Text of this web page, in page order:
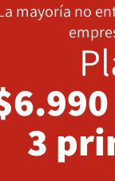
mayoría no
3